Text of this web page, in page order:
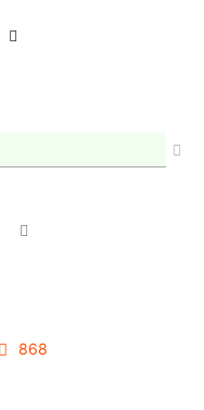
868